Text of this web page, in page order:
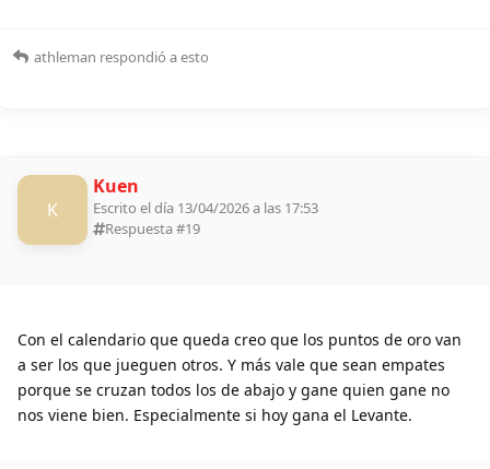
athleman respondió a esto
K
Kuen
Escrito el día 13/04/2026 a las 17:53
Respuesta #19
Con el calendario que queda creo que los puntos de oro van
a ser los que jueguen otros. Y más vale que sean empates
porque se cruzan todos los de abajo y gane quien gane no
nos viene bien. Especialmente si hoy gana el Levante.